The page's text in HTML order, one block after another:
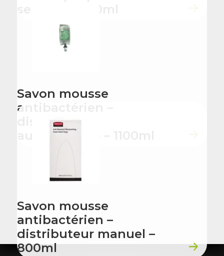
Savon mousse
antibactérien –
distributeur
automatique – 1100ml
Savon mousse
antibactérien –
distributeur manuel –
800ml